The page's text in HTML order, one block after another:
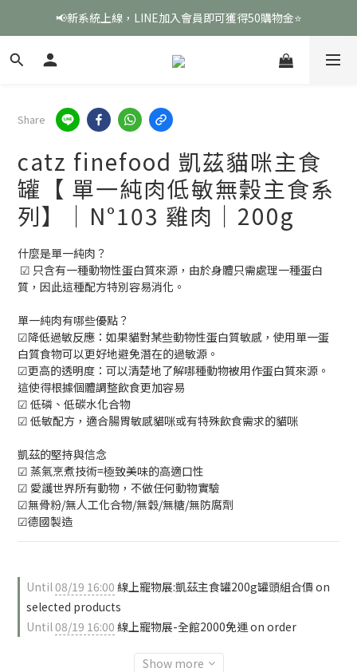
📢新系統上線，LINE加入會員即可獲得50購物金⭐
Share
catz finefood 凱茲貓咪主食
罐【 單一純肉低敏無穀主食系
列】｜N°103 雞肉｜200g
什麼是單一純肉？
質，因此這種配方特別容易消化。
單一純肉有哪些優點？
☑降低過敏反應：如果貓對某些動物性蛋白質敏感，使用單一蛋
白質食物可以更好地避免潛在的過敏源。
☑更高的透明度：可以清楚地了解哪種動物被用作蛋白質來源。
這使得根據個體調整飲食更加容易
☑ 低磷、低碳水化合物
☑ 低敏配方，適合腸胃敏感貓咪或有特殊飲食需求的貓咪
凱茲的堅持與信念
☑ 蒸氣烹煮技術=極致美味的高適口性
☑ 愛護世界所有動物，不做任何動物實驗
☑無骨粉/無人工化合物/無穀/無糖/無防腐劑
☑德國製造
Until08/19 16:00 線上寵物展:凱茲主食罐200g罐頭組合價 on
selected products
Until08/19 16:00 線上寵物展-全館2000免運 on order
Show more